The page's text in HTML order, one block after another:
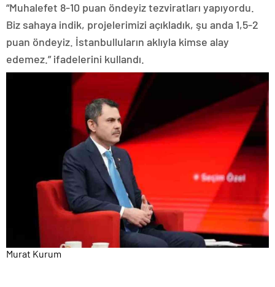
“Muhalefet 8-10 puan öndeyiz tezviratları yapıyordu.
Biz sahaya indik, projelerimizi açıkladık, şu anda 1,5-2
puan öndeyiz. İstanbulluların aklıyla kimse alay
edemez.” ifadelerini kullandı.
Murat Kurum